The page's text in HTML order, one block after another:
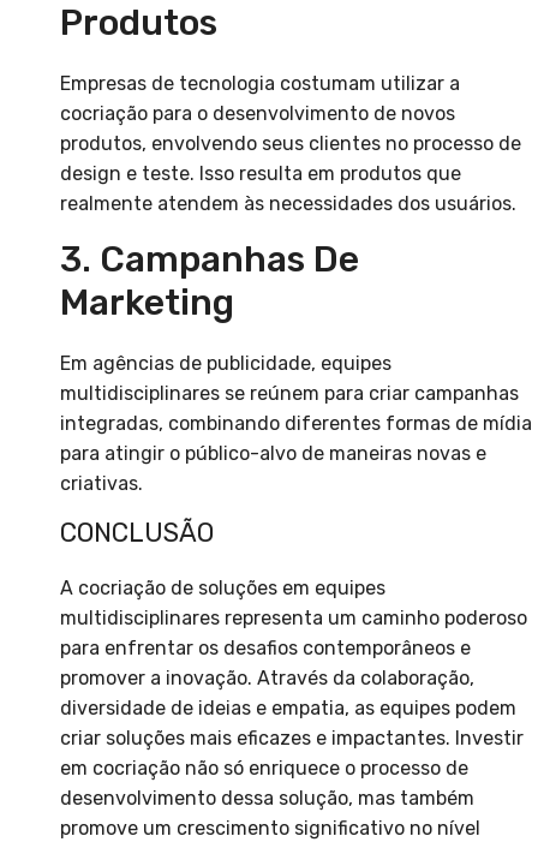
Produtos
Empresas de tecnologia costumam utilizar a
cocriação para o desenvolvimento de novos
produtos, envolvendo seus clientes no processo de
design e teste. Isso resulta em produtos que
realmente atendem às necessidades dos usuários.
3. Campanhas De
Marketing
Em agências de publicidade, equipes
multidisciplinares se reúnem para criar campanhas
integradas, combinando diferentes formas de mídia
para atingir o público-alvo de maneiras novas e
criativas.
CONCLUSÃO
A cocriação de soluções em equipes
multidisciplinares representa um caminho poderoso
para enfrentar os desafios contemporâneos e
promover a inovação. Através da colaboração,
diversidade de ideias e empatia, as equipes podem
criar soluções mais eficazes e impactantes. Investir
em cocriação não só enriquece o processo de
desenvolvimento dessa solução, mas também
promove um crescimento significativo no nível